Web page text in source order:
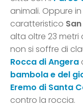
animali. Oppure
caratteristico
alta oltre 23 metri
non si soffre di
Rocca di Angera
bambola e del
Eremo di Santa
contro la roccia.